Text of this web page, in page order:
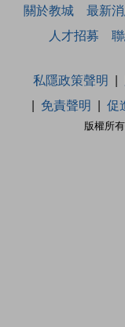
關於教城 最新
人才招募
版權所
私隱政策聲明
免責聲明
促